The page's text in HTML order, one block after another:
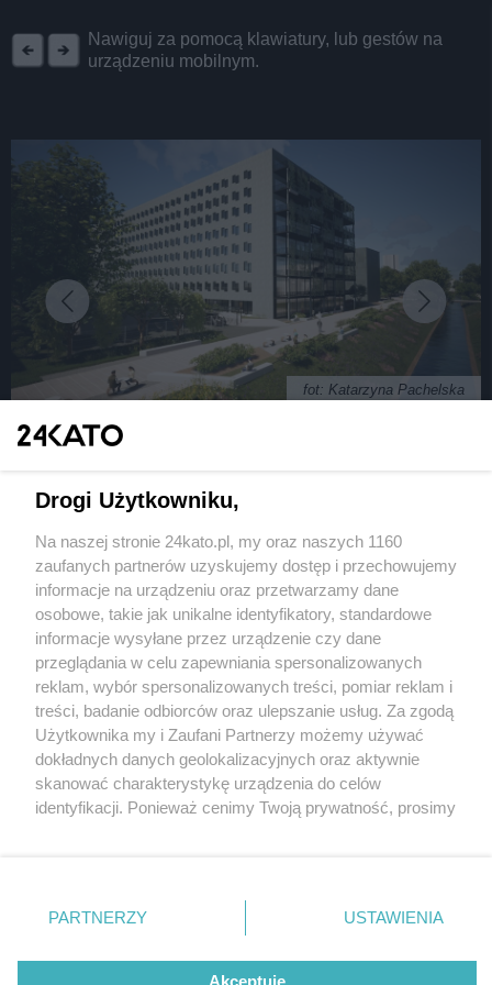
Nawiguj za pomocą klawiatury, lub gestów na
urządzeniu mobilnym.
fot: Katarzyna Pachelska
Interdyscyplinarnego Centrum Chemii
ul. Moniuszki
2 / 12
Slaskie Interdyscyplinarne
Centrum Chemii Katowice 12
Wydawca mediów lokalnych
Nie zapomnij
zapoznać się z:
polityką prywatności regulamin korzystania z portali
Twojemiasto
Piekary Śląskie
Chorzów
Tarnowskie Góry
Gliwice
Skontakuj sięz nami
Kontakt
Wydawca
Redakcja
Drogi Użytkowniku,
Na naszej stronie 24kato.pl, my oraz naszych 1160
zaufanych partnerów uzyskujemy dostęp i przechowujemy
informacje na urządzeniu oraz przetwarzamy dane
osobowe, takie jak unikalne identyfikatory, standardowe
informacje wysyłane przez urządzenie czy dane
przeglądania w celu zapewniania spersonalizowanych
reklam, wybór spersonalizowanych treści, pomiar reklam i
treści, badanie odbiorców oraz ulepszanie usług. Za zgodą
Użytkownika my i Zaufani Partnerzy możemy używać
dokładnych danych geolokalizacyjnych oraz aktywnie
skanować charakterystykę urządzenia do celów
identyfikacji. Ponieważ cenimy Twoją prywatność, prosimy
prywatności znajdujący się w lewym dolnym rogu strony
. Niektóre rodzaje przetwarzania danych nie wymagają
zgody użytkownika, ale masz prawo sprzeciwić się
takiemu przetwarzaniu. Preferencje będą miały
PARTNERZY USTAWIENIA
Akceptuję